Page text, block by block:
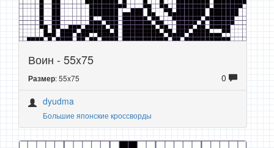
Воин - 55x75
Размер: 55x75
0
dyudma
Большие японские кроссворды